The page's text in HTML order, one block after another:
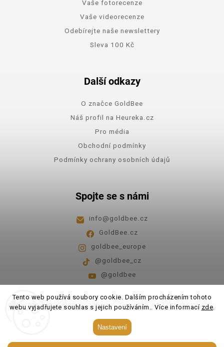
Tento web používá soubory cookie. Dalším procházením tohoto
webu vyjadřujete souhlas s jejich používáním.. Více informací zde.
Nastavení
Vaše fotorecenze
Vaše videorecenze
Odebírejte naše newslettery
Sleva 100 Kč
Další odkazy
O značce GoldBee
Náš profil na Heureka.cz
Pro média
Obchodní podmínky
Podmínky ochrany osobních údajů
Spojte se s námi
info@goldbee.cz
GoldBee.cz
goldbee_europe
@goldbee_cz
@goldbee
Pondělí - pátek 8:00-14:00
GoldBee. Všechna práva vyhrazena.
Upravit nastavení cookies